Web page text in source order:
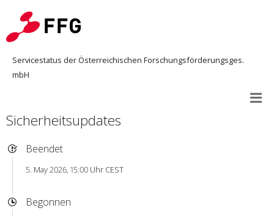
Servicestatus der Österreichischen Forschungsförderungsges.
mbH
Sicherheitsupdates
Beendet
5. May 2026, 15:00 Uhr CEST
Begonnen